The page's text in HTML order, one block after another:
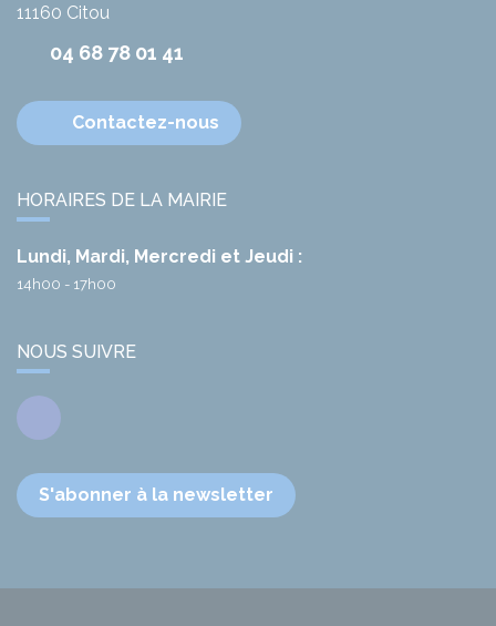
11160 Citou
04 68 78 01 41
Contactez-nous
HORAIRES DE LA MAIRIE
Lundi, Mardi, Mercredi et Jeudi :
14h00 - 17h00
NOUS SUIVRE
Facebook
S'abonner à la newsletter